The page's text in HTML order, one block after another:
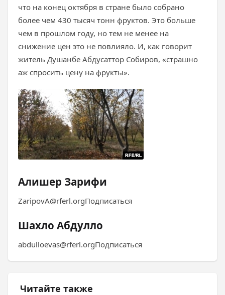
что на конец октября в стране было собрано
более чем 430 тысяч тонн фруктов. Это больше
чем в прошлом году, но тем не менее на
снижение цен это не повлияло. И, как говорит
житель Душанбе Абдусаттор Собиров, «страшно
аж спросить цену на фрукты».
Алишер Зарифи
ZaripovA@rferl.orgПодписаться
Шахло Абдулло
abdulloevas@rferl.orgПодписаться
Читайте также